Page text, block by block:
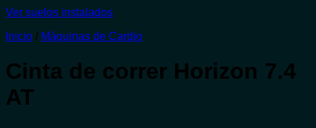
Ver suelos instalados
Inicio / Máquinas de Cardio
Cinta de correr Horizon 7.4
AT